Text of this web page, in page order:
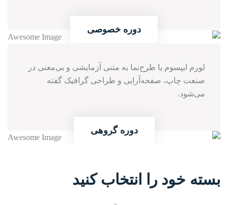
دوره خصوصی 01
لورم ایپسوم یا طرح‌نما به متنی آزمایشی و بی‌معنی در
صنعت چاپ، صفحه‌آرایی و طراحی گرافیک گفته
می‌شود.
دورهگروهی 02
بسته خود را انتخاب کنید